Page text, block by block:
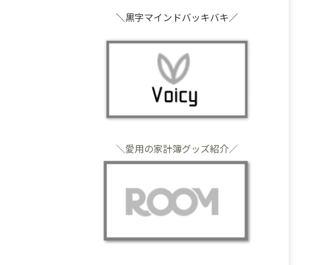
＼黒字マインドバッキバキ／
＼愛用の家計簿グッズ紹介／